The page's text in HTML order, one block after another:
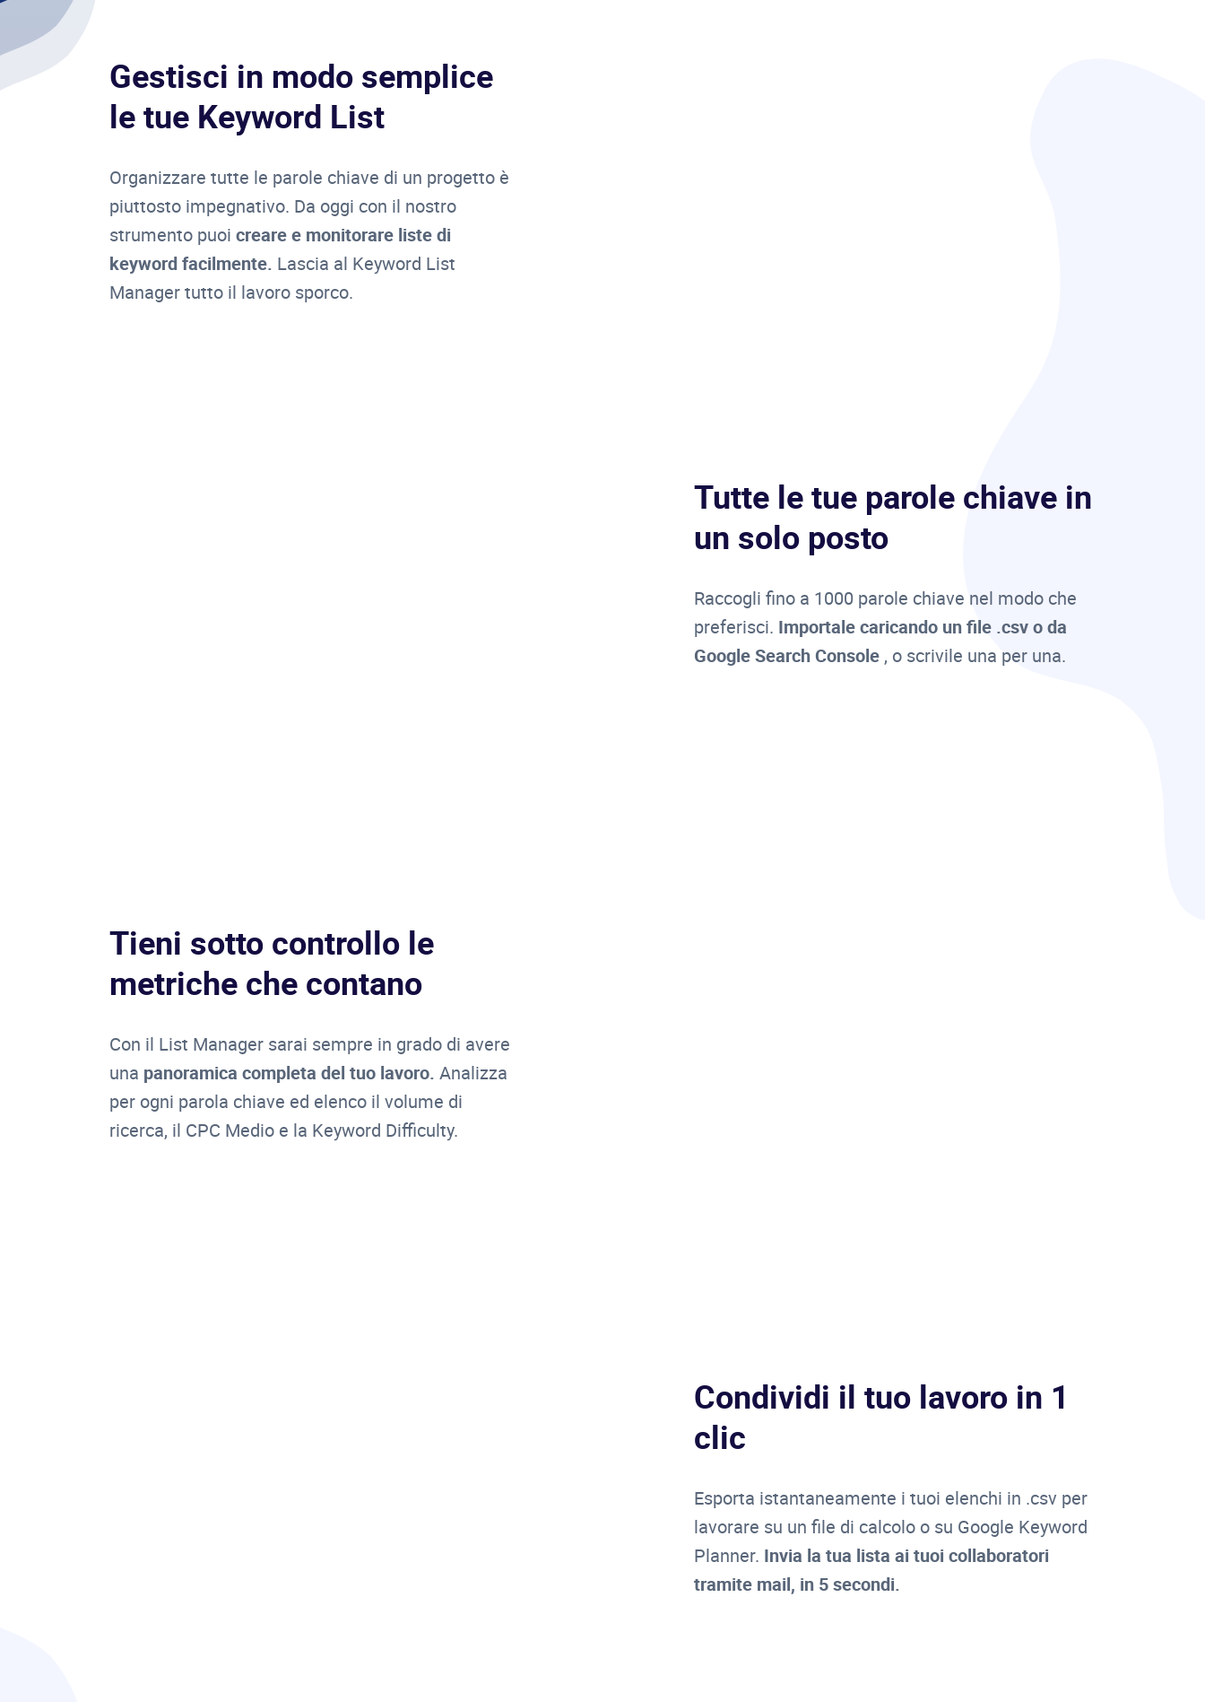
Gestisci in modo semplice
le tue Keyword List
Organizzare tutte le parole chiave di un progetto è
piuttosto impegnativo. Da oggi con il nostro
strumento puoi creare e monitorare liste di
keyword facilmente. Lascia al Keyword List
Manager tutto il lavoro sporco.
Tutte le tue parole chiave in
un solo posto
Raccogli fino a 1000 parole chiave nel modo che
preferisci. Importale caricando un file .csv o da
Google Search Console , o scrivile una per una.
Tieni sotto controllo le
metriche che contano
Con il List Manager sarai sempre in grado di avere
una panoramica completa del tuo lavoro. Analizza
per ogni parola chiave ed elenco il volume di
ricerca, il CPC Medio e la Keyword Difficulty.
Condividi il tuo lavoro in 1
clic
Esporta istantaneamente i tuoi elenchi in .csv per
lavorare su un file di calcolo o su Google Keyword
Planner. Invia la tua lista ai tuoi collaboratori
tramite mail, in 5 secondi.